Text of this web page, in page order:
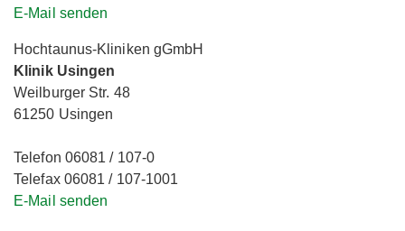
E-Mail senden
Hochtaunus-Kliniken gGmbH
Klinik Usingen
Weilburger Str. 48
61250 Usingen
Telefon 06081 / 107-0
Telefax 06081 / 107-1001
E-Mail senden